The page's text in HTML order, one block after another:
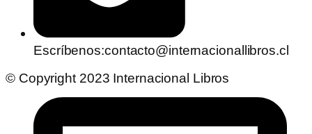
Escríbenos:contacto@internacionallibros.cl
© Copyright 2023 Internacional Libros